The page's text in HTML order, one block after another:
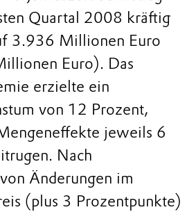
Quartal 2008 kräftig
3.936 Millionen Euro
Euro). Das
erzielte ein
von 12 Prozent,
jeweils 6
Nach
Änderungen im
(plus 3 Prozentpunkte)